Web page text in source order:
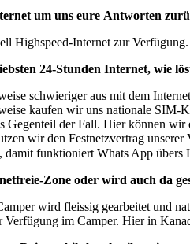
um uns eure Antworten
Highspeed-Internet zur Verfügung.
24-Stunden Internet, wie
schwieriger aus mit dem
kaufen wir uns nationale
Gegenteil der Fall. Hier können
wir den Festnetzvertrag
funktioniert Whats App
Zone oder wird auch da
wird fleissig gearbeitet und
im Camper. Hier in